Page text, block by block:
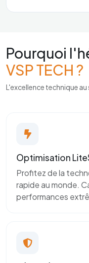
Pourquoi
VSP TECH ?
L'excellence technique
Optimisation
Profitez de la
rapide au monde.
performances